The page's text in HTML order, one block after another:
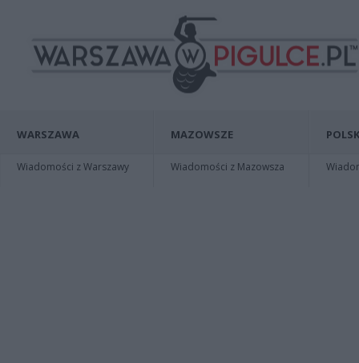
WARSZAWA
Wiadomości z Warszawy
MAZOWSZE
Wiadomości z Mazowsza